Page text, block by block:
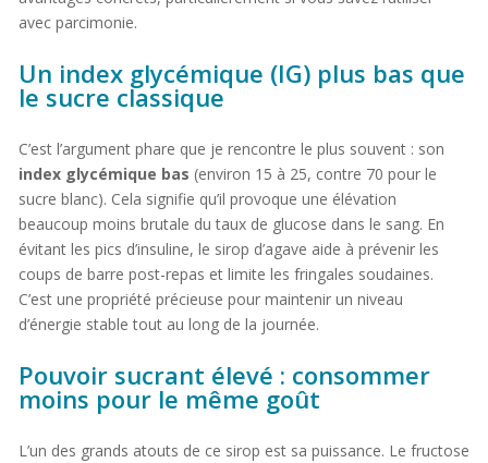
avec parcimonie.
Un index glycémique (IG) plus bas que
le sucre classique
C’est l’argument phare que je rencontre le plus souvent : son
index glycémique bas (environ 15 à 25, contre 70 pour le
sucre blanc). Cela signifie qu’il provoque une élévation
beaucoup moins brutale du taux de glucose dans le sang. En
évitant les pics d’insuline, le sirop d’agave aide à prévenir les
coups de barre post-repas et limite les fringales soudaines.
C’est une propriété précieuse pour maintenir un niveau
d’énergie stable tout au long de la journée.
Pouvoir sucrant élevé : consommer
moins pour le même goût
L’un des grands atouts de ce sirop est sa puissance. Le fructose